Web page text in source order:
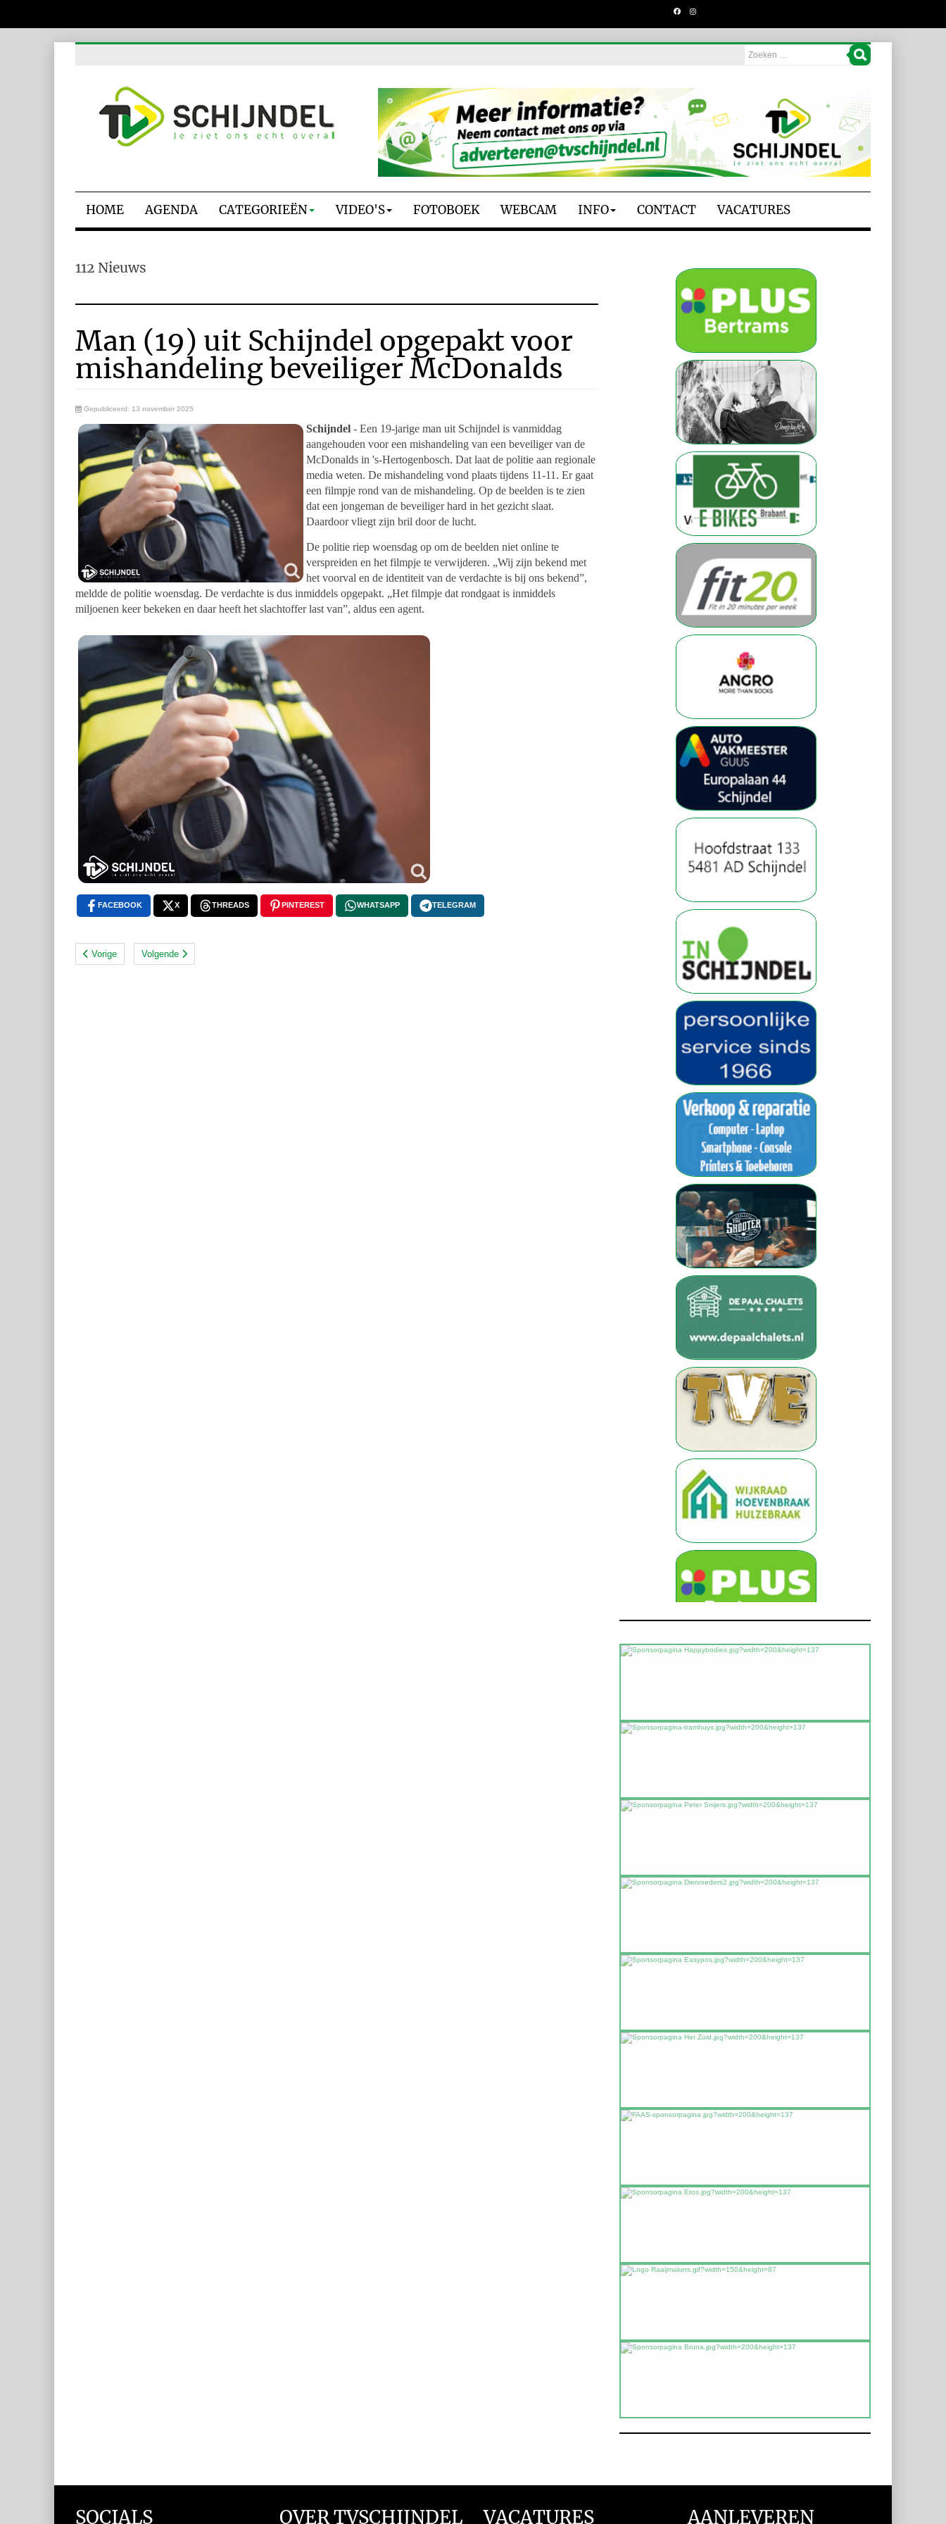
HOME AGENDA CATEGORIEËN VIDEO'S FOTOBOEK WEBCAM INFO CONTACT VACATURES
112 Nieuws
Man (19) uit Schijndel opgepakt voor
mishandeling beveiliger McDonalds
Gepubliceerd: 13 november 2025
Schijndel - Een 19-jarige man uit Schijndel is vanmiddag
aangehouden voor een mishandeling van een beveiliger van de
McDonalds in 's-Hertogenbosch. Dat laat de politie aan regionale
media weten. De mishandeling vond plaats tijdens 11-11. Er gaat
een filmpje rond van de mishandeling. Op de beelden is te zien
dat een jongeman de beveiliger hard in het gezicht slaat.
Daardoor vliegt zijn bril door de lucht.
De politie riep woensdag op om de beelden niet online te
verspreiden en het filmpje te verwijderen. „Wij zijn bekend met
het voorval en de identiteit van de verdachte is bij ons bekend”,
meldde de politie woensdag. De verdachte is dus inmiddels opgepakt. „Het filmpje dat rondgaat is inmiddels
miljoenen keer bekeken en daar heeft het slachtoffer last van”, aldus een agent.
FACEBOOK X THREADS PINTEREST WHATSAPP TELEGRAM
Vorige Volgende
SOCIALS OVER TVSCHIJNDEL VACATURES AANLEVEREN